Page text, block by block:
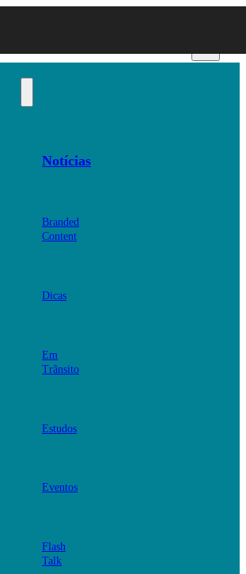
Notícias
Branded
Content
Dicas
Em
Trânsito
Estudos
Eventos
Flash
Talk